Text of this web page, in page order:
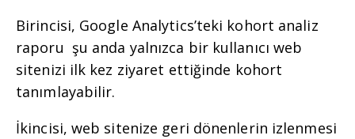
Birincisi, Google Analytics’teki kohort analiz
raporu şu anda yalnızca bir kullanıcı web
sitenizi ilk kez ziyaret ettiğinde kohort
tanımlayabilir.
İkincisi, web sitenize geri dönenlerin izlenmesi